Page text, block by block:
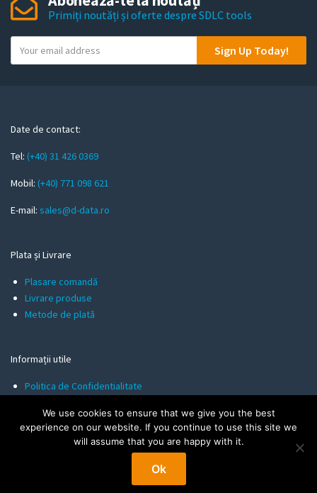
Primiți noutăți și oferte despre SDLC tools
o
m
i
l
Sign Up Today!
Date de contact:
Tel: (+40) 31 426 0369
Mobil: (+40) 771 098 621
E-mail: sales@d-data.ro
Plata și Livrare
Plasare comandă
Livrare produse
Metode de plată
Informații utile
Politica de Confidentialitate
Politica de Cookies
We use cookies to ensure that we give you the best
experience on our website. If you continue to use this site we
will assume that you are happy with it.
Ok